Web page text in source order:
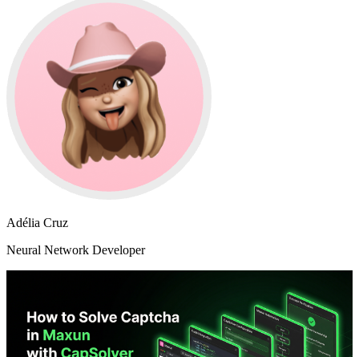
Adélia Cruz
Neural Network Developer